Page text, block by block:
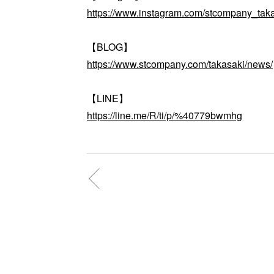
https://www.instagram.com/
【BLOG】
https://www.stcompany.com/takasaki/news/
【LINE】
https://line.me/R/ti/p/%40779bwmhg